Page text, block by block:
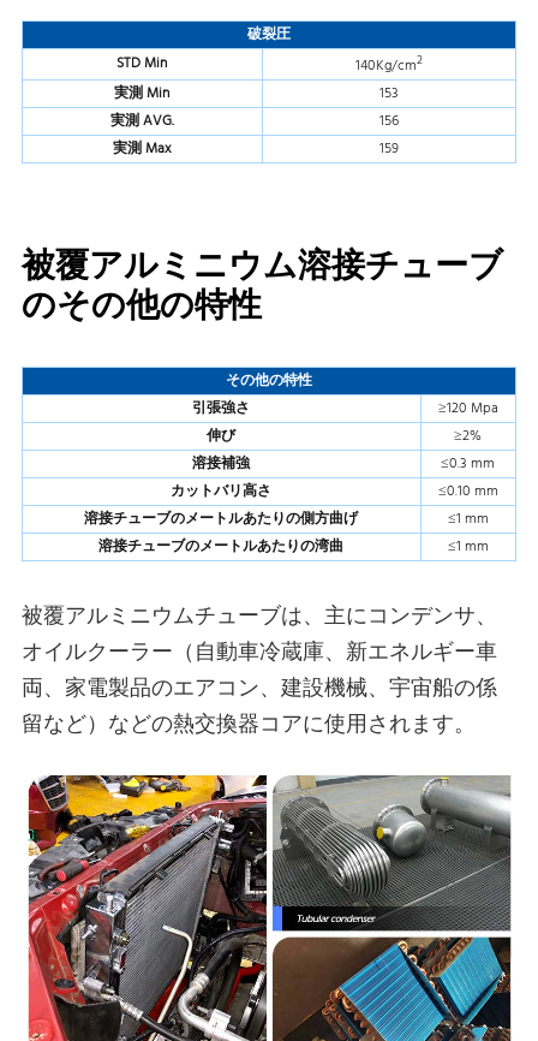
破裂圧
STD Min
140Kg/cm2
実測 Min
153
実測 AVG.
156
実測 Max
159
被覆アルミニウム溶接チューブ
のその他の特性
その他の特性
引張強さ
≥120 Mpa
伸び
≥2%
溶接補強
≤0.3 mm
カットバリ高さ
≤0.10 mm
溶接チューブのメートルあたりの側方曲げ
≤1 mm
溶接チューブのメートルあたりの湾曲
≤1 mm
被覆アルミニウムチューブは、主にコンデンサ、
オイルクーラー（自動車冷蔵庫、新エネルギー車
両、家電製品のエアコン、建設機械、宇宙船の係
留など）などの熱交換器コアに使用されます。